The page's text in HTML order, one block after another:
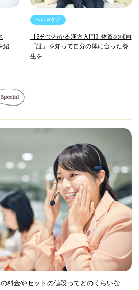
紹
ヘルスケア
【3分でわかる漢方入門】体質の傾向
「証」を知って自分の体に合った養
生を
料金やセットの値段ってどのくらいな